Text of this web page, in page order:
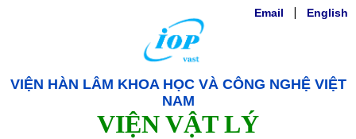
VIỆN HÀN LÂM KHOA HỌC VÀ CÔNG NGHỆ VIỆT
NAM
VIỆN VẬT LÝ
Email English